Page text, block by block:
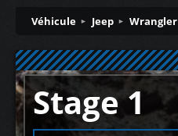
Véhicule Jeep Wrangler
Stage 1